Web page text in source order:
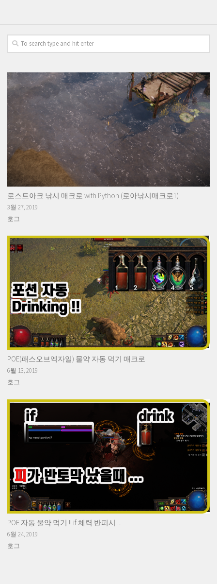
로스트아크 낚시 매크로 with Python (로아낚시매크로1)
3월 27, 2019
호그
POE(패스오브엑자일) 물약 자동 먹기 매크로
6월 13, 2019
호그
POE 자동 물약 먹기 !! if 체력 반피시 ...
6월 24, 2019
호그